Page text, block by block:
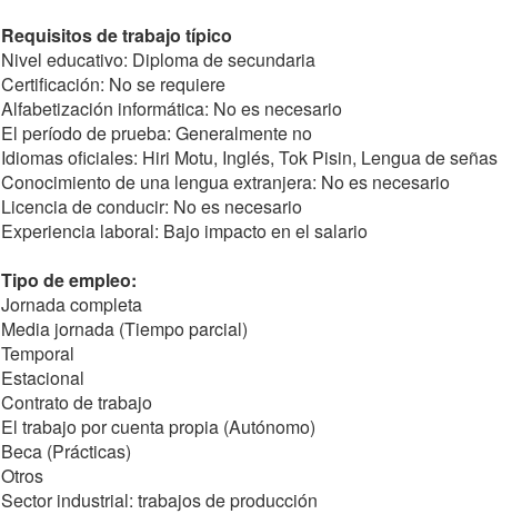
Requisitos de trabajo típico
Nivel educativo: Diploma de secundaria
Certificación: No se requiere
Alfabetización informática: No es necesario
El período de prueba: Generalmente no
Idiomas oficiales: Hiri Motu, Inglés, Tok Pisin, Lengua de señas
Conocimiento de una lengua extranjera: No es necesario
Licencia de conducir: No es necesario
Experiencia laboral: Bajo impacto en el salario
Tipo de empleo:
Jornada completa
Media jornada (Tiempo parcial)
Temporal
Estacional
Contrato de trabajo
El trabajo por cuenta propia (Autónomo)
Beca (Prácticas)
Otros
Sector industrial: trabajos de producción